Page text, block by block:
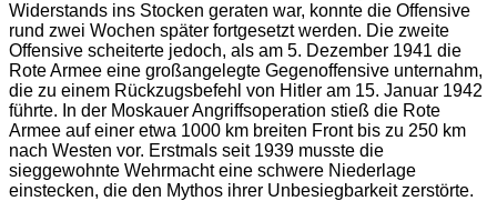
Widerstands ins Stocken geraten war, konnte die Offensive
rund zwei Wochen später fortgesetzt werden. Die zweite
Offensive scheiterte jedoch, als am 5. Dezember 1941 die
Rote Armee eine großangelegte Gegenoffensive unternahm,
die zu einem Rückzugsbefehl von Hitler am 15. Januar 1942
führte. In der Moskauer Angriffsoperation stieß die Rote
Armee auf einer etwa 1000 km breiten Front bis zu 250 km
nach Westen vor. Erstmals seit 1939 musste die
sieggewohnte Wehrmacht eine schwere Niederlage
einstecken, die den Mythos ihrer Unbesiegbarkeit zerstörte.